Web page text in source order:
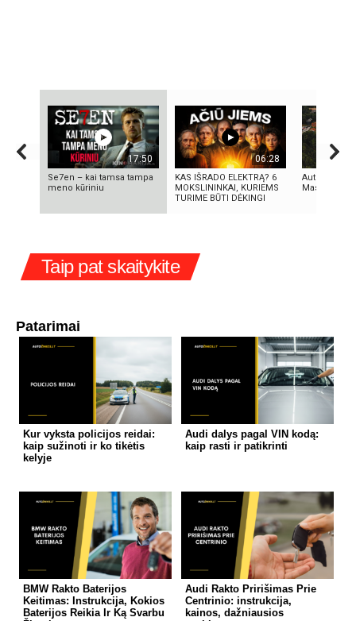
17:50
Se7en – kai tamsa tampa
meno kūriniu
06:28
KAS IŠRADO ELEKTRĄ? 6
MOKSLININKAI, KURIEMS
TURIME BŪTI DĖKINGI
Autorius
Mascinskas
Taip pat skaitykite
Patarimai
Kur vyksta policijos reidai:
kaip sužinoti ir ko tikėtis
kelyje
Audi dalys pagal VIN kodą:
kaip rasti ir patikrinti
BMW Rakto Baterijos
Keitimas: Instrukcija, Kokios
Baterijos Reikia Ir Ką Svarbu
Audi Rakto Pririšimas Prie
Centrinio: instrukcija,
kainos, dažniausios